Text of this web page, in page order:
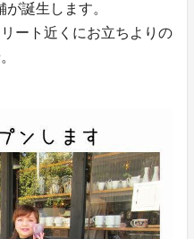
誕生します。
ート近くにお立ちよりの